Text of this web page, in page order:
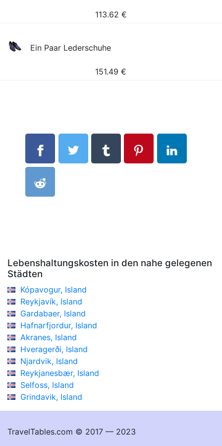
113.62 €
Ein Paar Lederschuhe
151.49 €
Lebenshaltungskosten in den nahe gelegenen
Städten
Kópavogur, Island
Reykjavík, Island
Gardabaer, Island
Hafnarfjordur, Island
Akranes, Island
Hveragerði, Island
Njardvik, Island
Reykjanesbær, Island
Selfoss, Island
Grindavik, Island
TravelTables.com © 2017 — 2023